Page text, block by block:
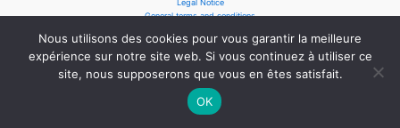
Legal Notice
General terms and conditions
Cookie Policy
Nous utilisons des cookies pour vous garantir la meilleure
expérience sur notre site web. Si vous continuez à utiliser ce
site, nous supposerons que vous en êtes satisfait.
OK